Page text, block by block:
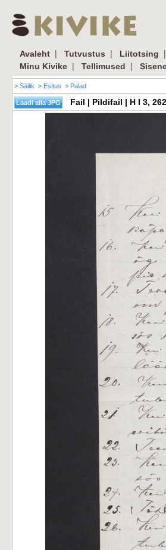
Avaleht | Tutvustus | Liitotsing |
Minu Kivike | Tellimused |
> Säilik > Esitus > Palad
Fail | Pildifail | H I 3,